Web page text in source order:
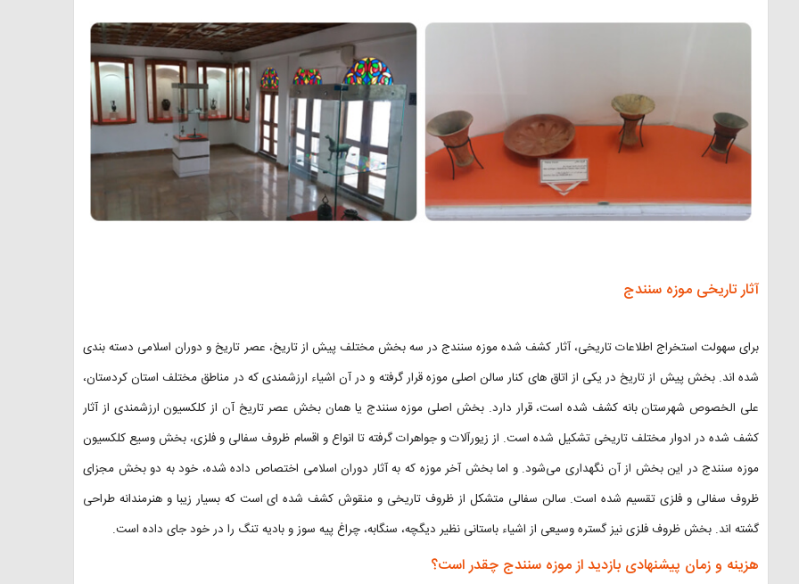
آثار تاریخی موزه سنندج
برای سهولت استخراج اطلاعات تاریخی، آثار کشف شده موزه سنندج در سه بخش مختلف پیش از تاریخ، عصر تاریخ و دوران اسلامی دسته بندی
شده اند. بخش پیش از تاریخ در یکی از اتاق های کنار سالن اصلی موزه قرار گرفته و در آن اشیاء ارزشمندی که در مناطق مختلف استان کردستان،
علی الخصوص شهرستان بانه کشف شده است، قرار دارد. بخش اصلی موزه سنندج یا همان بخش عصر تاریخ آن از کلکسیون ارزشمندی از آثار
کشف شده در ادوار مختلف تاریخی تشکیل شده است. از زیورآلات و جواهرات گرفته تا انواع و اقسام ظروف سفالی و فلزی، بخش وسیع کلکسیون
موزه سنندج در این بخش از آن نگهداری می‌شود. و اما بخش آخر موزه که به آثار دوران اسلامی اختصاص داده شده، خود به دو بخش مجزای
ظروف سفالی و فلزی تقسیم شده است. سالن سفالی متشکل از ظروف تاریخی و منقوش کشف شده ای است که بسیار زیبا و هنرمندانه طراحی
گشته اند. بخش ظروف فلزی نیز گستره وسیعی از اشیاء باستانی نظیر دیگچه، سنگابه، چراغ پیه سوز و بادیه تنگ را در خود جای داده است.
هزینه و زمان پیشنهادی بازدید از موزه سنندج چقدر است؟